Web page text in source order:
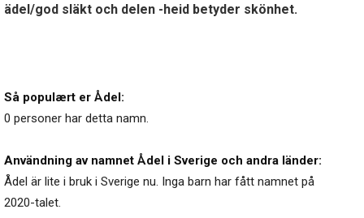
ädel/god släkt och delen -heid betyder skönhet.
Så populært er Ådel:
0 personer har detta namn.
Användning av namnet Ådel i Sverige och andra länder:
Ådel är lite i bruk i Sverige nu. Inga barn har fått namnet på
2020-talet.